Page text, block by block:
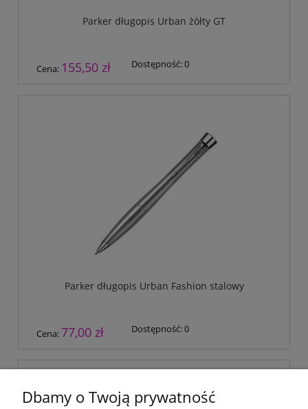
Parker długopis Urban żółty GT
Cena: 155,50 zł Dostępność:0
Parker długopis Urban Fashion stalowy
Cena: 77,00 zł Dostępność:0
Dbamy o Twoją prywatność